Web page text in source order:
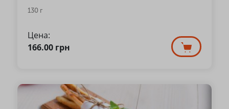
130 г
Цена:
166.00 грн